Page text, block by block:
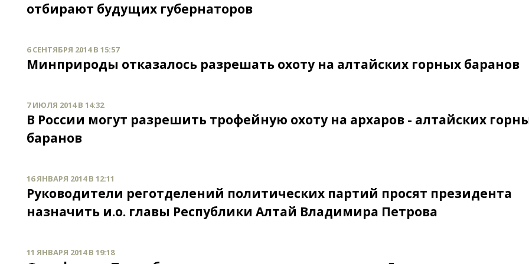
отбирают будущих губернаторов
6 СЕНТЯБРЯ 2014 В 15:57
Минприроды отказалось разрешать охоту на алтайских горных баранов
7 ИЮЛЯ 2014 В 14:32
В России могут разрешить трофейную охоту на архаров - алтайских
баранов
16 ЯНВАРЯ 2014 В 12:11
Руководители реготделений политических партий просят президента
назначить и.о. главы Республики Алтай Владимира Петрова
11 ЯНВАРЯ 2014 В 19:18